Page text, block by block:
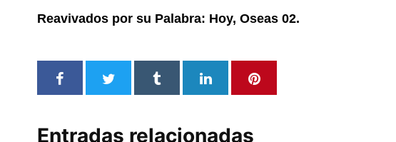
Reavivados por su Palabra: Hoy, Oseas 02.
Entradas relacionadas